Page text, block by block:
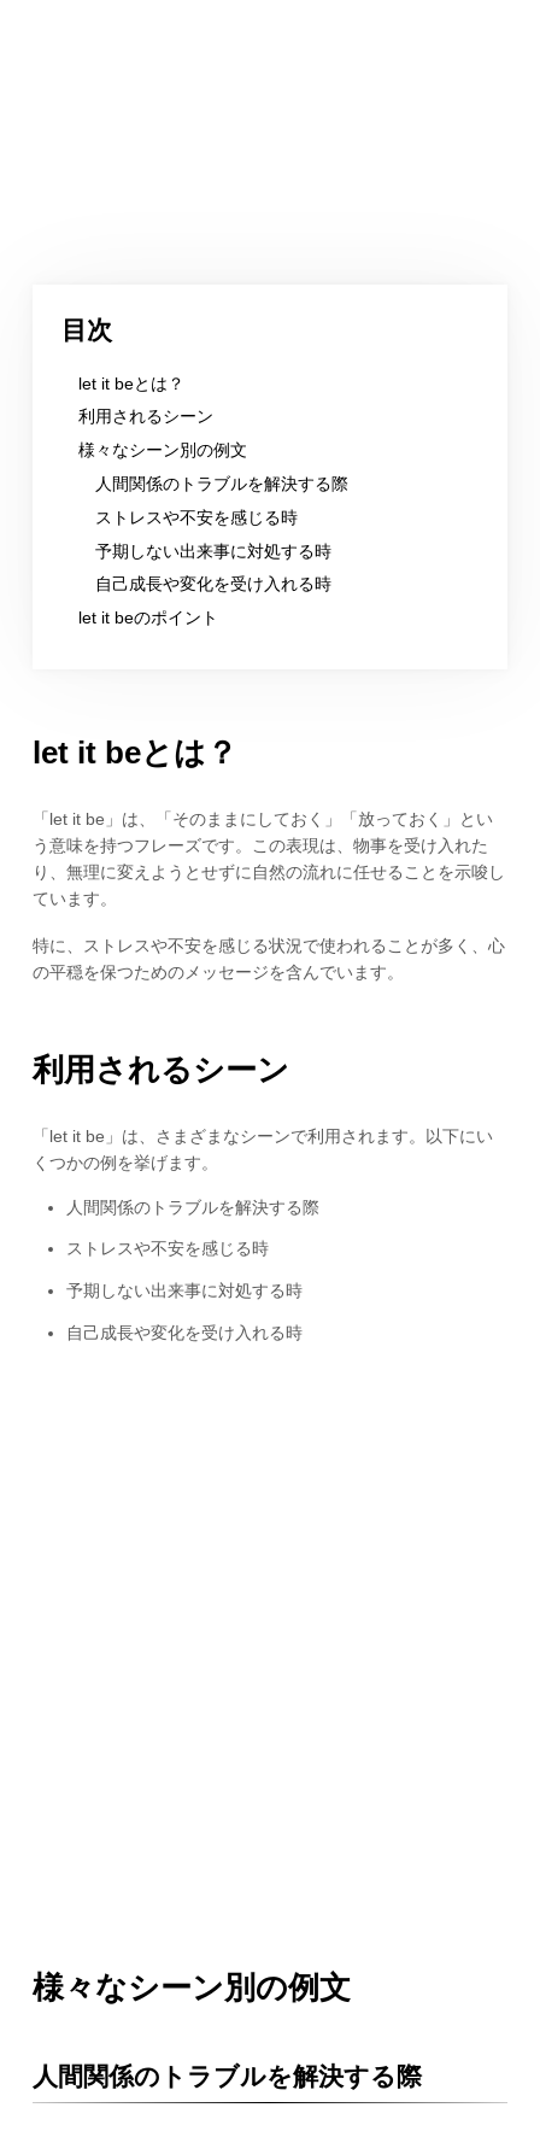
目次
let it beとは？
利用されるシーン
様々なシーン別の例文
人間関係のトラブルを解決する際
ストレスや不安を感じる時
予期しない出来事に対処する時
自己成長や変化を受け入れる時
let it beのポイント
let it beとは？
「let it be」は、「そのままにしておく」「放っておく」とい
う意味を持つフレーズです。この表現は、物事を受け入れた
り、無理に変えようとせずに自然の流れに任せることを示唆し
ています。
特に、ストレスや不安を感じる状況で使われることが多く、心
の平穏を保つためのメッセージを含んでいます。
利用されるシーン
「let it be」は、さまざまなシーンで利用されます。以下にい
くつかの例を挙げます。
人間関係のトラブルを解決する際
ストレスや不安を感じる時
予期しない出来事に対処する時
自己成長や変化を受け入れる時
様々なシーン別の例文
人間関係のトラブルを解決する際